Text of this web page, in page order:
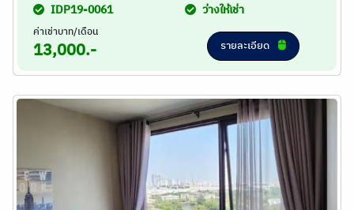
IDP19-0061 ว่างให้เช่า
ค่าเช่าบาท/เดือน
13,000.- รายละเอียด